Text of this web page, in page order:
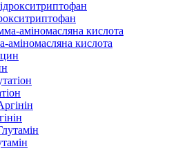
аміномасляна кислота